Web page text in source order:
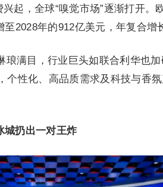
兴起，全球“嗅觉市场”逐渐打开。
2028年的912亿美元，年复合增
琅满目，行业巨头如联合利华也
个性化、高品质需求及科技与香
城扔出一对王炸